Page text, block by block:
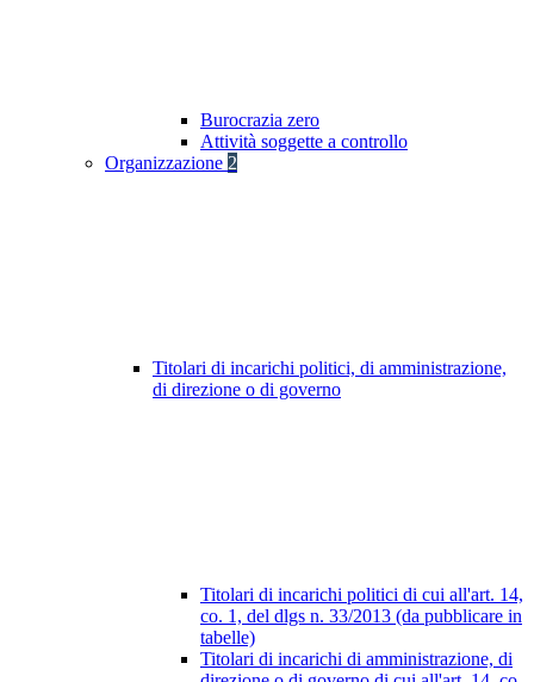
Burocrazia zero
Attività soggette a controllo
Organizzazione 2
Titolari di incarichi politici, di amministrazione,
di direzione o di governo
Titolari di incarichi politici di cui all'art. 14,
co. 1, del dlgs n. 33/2013 (da pubblicare in
tabelle)
Titolari di incarichi di amministrazione, di